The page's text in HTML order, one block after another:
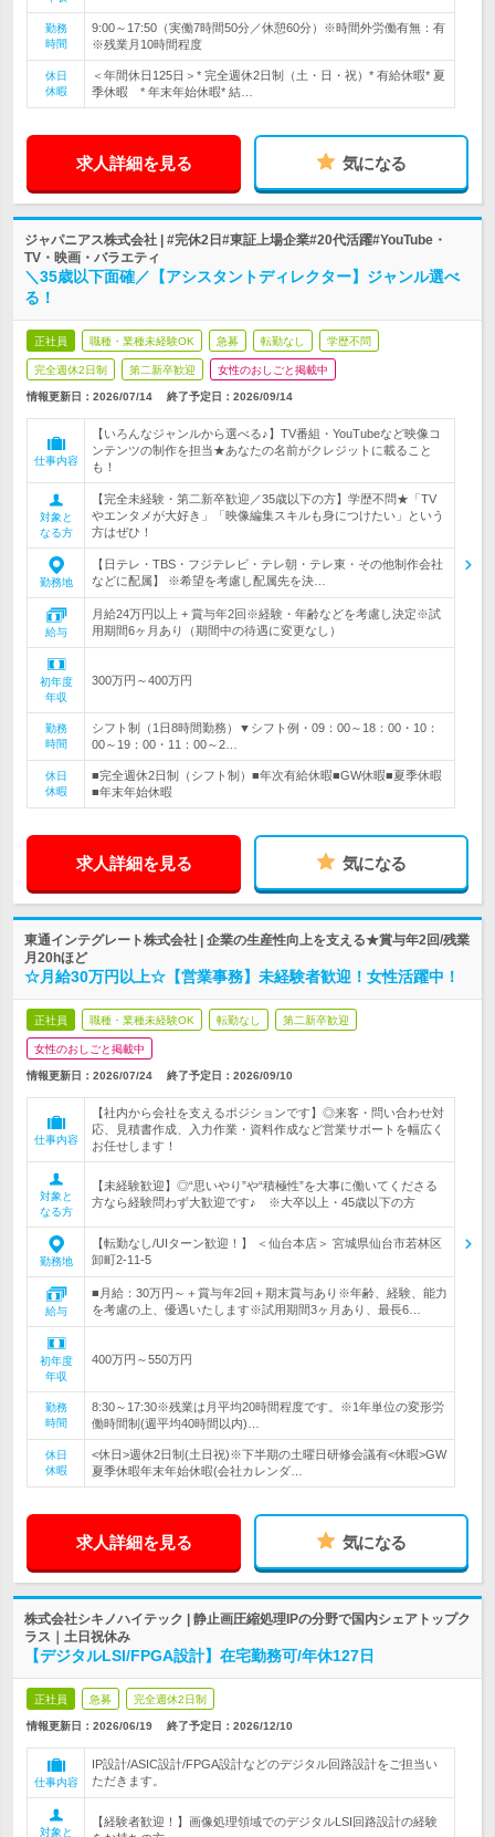
勤務
時間
9:00～17:50（実働7時間50分／休憩60分）※時間外労働有無：有
※残業月10時間程度
休日
休暇
＜年間休日125日＞* 完全週休2日制（土・日・祝）* 有給休暇* 夏
季休暇 * 年末年始休暇* 結…
求人詳細を見る 気になる
ジャパニアス株式会社 | #完休2日#東証上場企業#20代活躍#YouTube・
TV・映画・バラエティ
＼35歳以下面確／【アシスタントディレクター】ジャンル選べ
る！
正社員 職種・業種未経験OK 急募 転勤なし 学歴不問
完全週休2日制 第二新卒歓迎 女性のおしごと掲載中
情報更新日：2026/07/14 終了予定日： 2026/09/14
仕事内容
【いろんなジャンルから選べる♪】TV番組・YouTubeなど映像コ
ンテンツの制作を担当★あなたの名前がクレジットに載ること
も！
対象と
なる方
【完全未経験・第二新卒歓迎／35歳以下の方】学歴不問★「TV
やエンタメが大好き」「映像編集スキルも身につけたい」という
方はぜひ！
勤務地
【日テレ・TBS・フジテレビ・テレ朝・テレ東・その他制作会社
などに配属】 ※希望を考慮し配属先を決…
給与
月給24万円以上 + 賞与年2回※経験・年齢などを考慮し決定※試
用期間6ヶ月あり（期間中の待遇に変更なし）
初年度
年収
300万円～400万円
勤務
時間
シフト制（1日8時間勤務）▼シフト例・09：00～18：00・10：
00～19：00・11：00～2…
休日
休暇
■完全週休2日制（シフト制）■年次有給休暇■GW休暇■夏季休暇
■年末年始休暇
求人詳細を見る 気になる
東通インテグレート株式会社 | 企業の生産性向上を支える★賞与年2回/残業
月20hほど
☆月給30万円以上☆【営業事務】未経験者歓迎！女性活躍中！
正社員 職種・業種未経験OK 転勤なし 第二新卒歓迎
女性のおしごと掲載中
情報更新日：2026/07/24 終了予定日： 2026/09/10
仕事内容
【社内から会社を支えるポジションです】◎来客・問い合わせ対
応、見積書作成、入力作業・資料作成など営業サポートを幅広く
お任せします！
対象と
なる方
【未経験歓迎】◎“思いやり”や“積極性”を大事に働いてくださる
方なら経験問わず大歓迎です♪ ※大卒以上・45歳以下の方
勤務地
【転勤なし/UIターン歓迎！】 ＜仙台本店＞ 宮城県仙台市若林区
卸町2-11-5
給与
■月給：30万円～＋賞与年2回＋期末賞与あり※年齢、経験、能力
を考慮の上、優遇いたします※試用期間3ヶ月あり、最長6…
初年度
年収
400万円～550万円
勤務
時間
8:30～17:30※残業は月平均20時間程度です。※1年単位の変形労
働時間制(週平均40時間以内)…
休日
休暇
<休日>週休2日制(土日祝)※下半期の土曜日研修会議有<休暇>GW
夏季休暇年末年始休暇(会社カレンダ…
求人詳細を見る 気になる
株式会社シキノハイテック | 静止画圧縮処理IPの分野で国内シェアトップク
ラス｜土日祝休み
【デジタルLSI/FPGA設計】在宅勤務可/年休127日
正社員 急募 完全週休2日制
情報更新日：2026/06/19 終了予定日： 2026/12/10
仕事内容
IP設計/ASIC設計/FPGA設計などのデジタル回路設計をご担当い
ただきます。
対象と
【経験者歓迎！】画像処理領域でのデジタルLSI回路設計の経験